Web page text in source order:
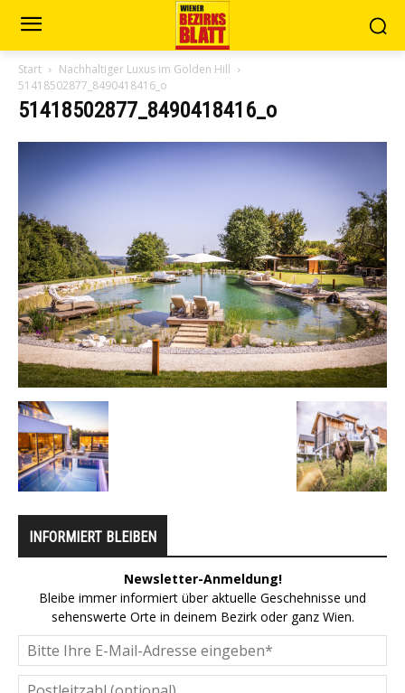
Start
Nachhaltiger Luxus im Golden Hill
51418502877_8490418416_o
51418502877_8490418416_o
INFORMIERT BLEIBEN
Newsletter-Anmeldung!
Bleibe immer informiert über aktuelle Geschehnisse und
sehenswerte Orte in deinem Bezirk oder ganz Wien.